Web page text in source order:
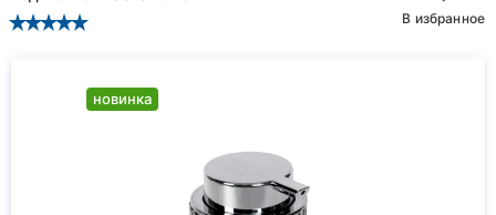
В избранное
новинка